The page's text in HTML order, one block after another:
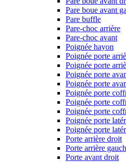
Pare boue avant
Pare buffle
Pare-choc arrière
Pare-choc avant
Poignée hayon
Poignée porte
Poignée porte
Poignée porte
Poignée porte
Poignée porte
Poignée porte
Poignée porte
Poignée porte
Poignée porte
Porte arrière droit
Porte arrière
Porte avant droit